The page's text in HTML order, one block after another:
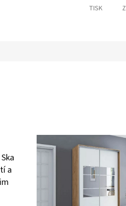
TISK
a